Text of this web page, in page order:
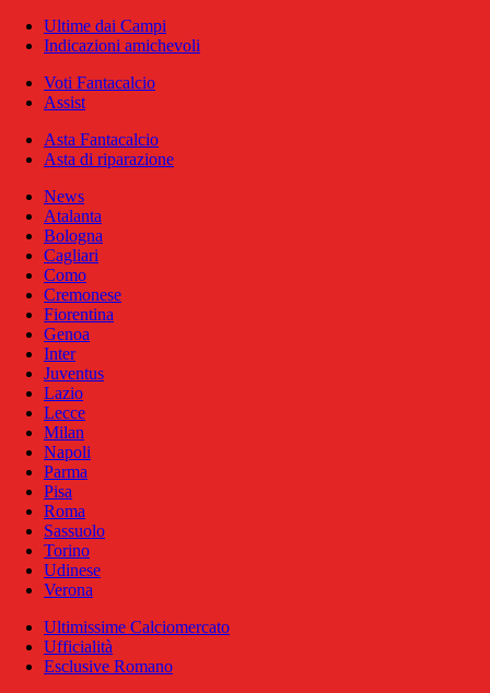
Ultime dai Campi
Indicazioni amichevoli
Voti Fantacalcio
Assist
Asta Fantacalcio
Asta di riparazione
News
Atalanta
Bologna
Cagliari
Como
Cremonese
Fiorentina
Genoa
Inter
Juventus
Lazio
Lecce
Milan
Napoli
Parma
Pisa
Roma
Sassuolo
Torino
Udinese
Verona
Ultimissime Calciomercato
Ufficialità
Esclusive Romano